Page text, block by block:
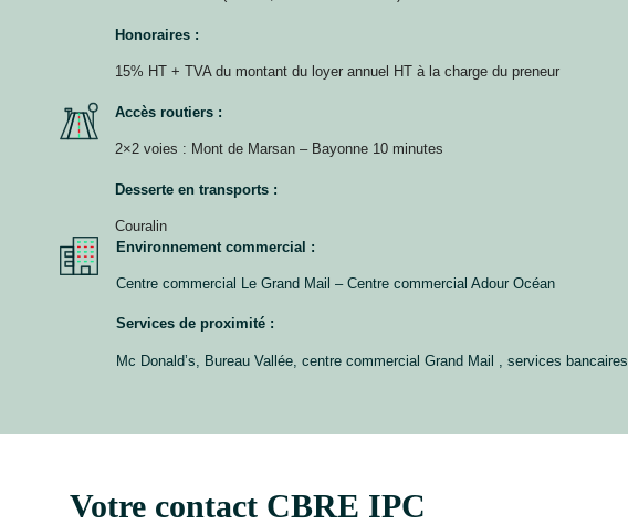
Honoraires :
15% HT + TVA du montant du loyer annuel HT à la charge du preneur
Accès routiers :
2×2 voies : Mont de Marsan – Bayonne 10 minutes
Desserte en transports :
Couralin
Environnement commercial :
Centre commercial Le Grand Mail – Centre commercial Adour Océan
Services de proximité :
Mc Donald’s, Bureau Vallée, centre commercial Grand Mail , services bancaires
Votre contact CBRE IPC